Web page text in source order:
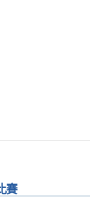
賽